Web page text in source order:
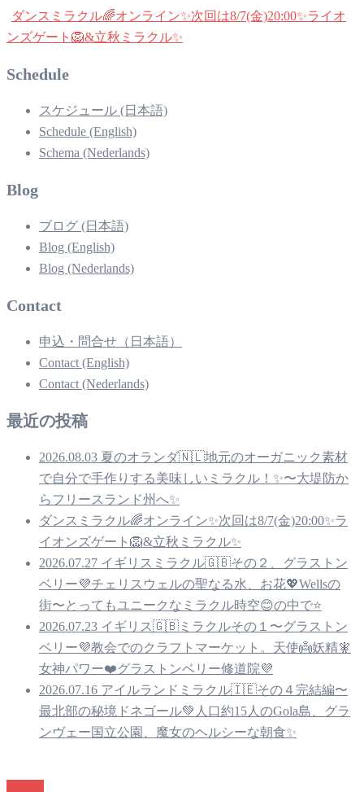
ダンスミラクル🌈オンライン✨次回は8/7(金)20:00✨ライオ
ンズゲート🦁&立秋ミラクル✨
Schedule
スケジュール (日本語)
Schedule (English)
Schema (Nederlands)
Blog
ブログ (日本語)
Blog (English)
Blog (Nederlands)
Contact
申込・問合せ（日本語）
Contact (English)
Contact (Nederlands)
最近の投稿
2026.08.03 夏のオランダ🇳🇱地元のオーガニック素材
で自分で手作りする美味しいミラクル！✨〜大堤防か
らフリースランド州へ✨
ダンスミラクル🌈オンライン✨次回は8/7(金)20:00✨ラ
イオンズゲート🦁&立秋ミラクル✨
2026.07.27 イギリスミラクル🇬🇧その２、グラストン
ベリー💜チェリスウェルの聖なる水、お花💖Wellsの
街〜とってもユニークなミラクル時空😊の中で⭐️
2026.07.23 イギリス🇬🇧ミラクルその１〜グラストン
ベリー💜教会でのクラフトマーケット。天使👼妖精🧚
女神パワー❤️グラストンベリー修道院💜
2026.07.16 アイルランドミラクル🇮🇪その４完結編〜
最北部の秘境ドネゴール💚人口約15人のGola島、グラ
ンヴェー国立公園、魔女のヘルシーな朝食✨